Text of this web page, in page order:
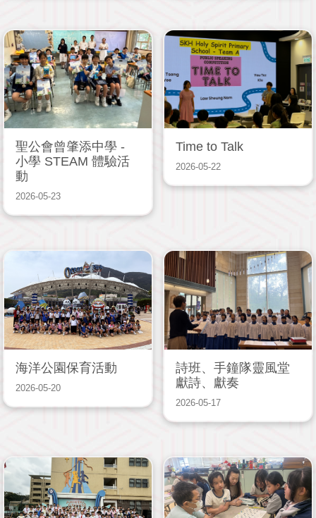
聖公會曾肇添中學 -
小學 STEAM 體驗活
動
2026-05-23
Time to Talk
2026-05-22
海洋公園保育活動
2026-05-20
詩班、手鐘隊靈風堂
獻詩、獻奏
2026-05-17